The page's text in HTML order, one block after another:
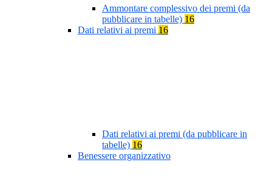
Ammontare complessivo dei premi (da
pubblicare in tabelle) 16
Dati relativi ai premi 16
Dati relativi ai premi (da pubblicare in
tabelle) 16
Benessere organizzativo